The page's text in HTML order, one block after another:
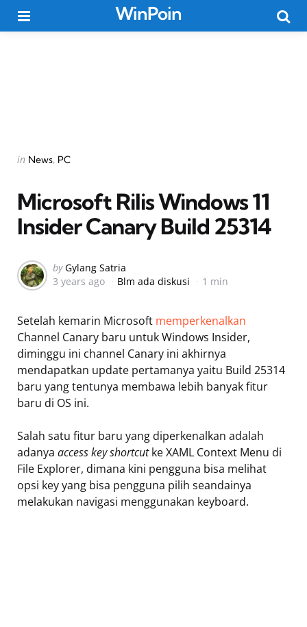
WinPoin
Categories
Posted
in News PC
Microsoft Rilis Windows 11
Insider Canary Build 25314
Posted
by
by Gylang Satria
3 years ago
Blm ada diskusi 1 min
Setelah kemarin Microsoft memperkenalkan
Channel Canary baru untuk Windows Insider,
diminggu ini channel Canary ini akhirnya
mendapatkan update pertamanya yaitu Build 25314
baru yang tentunya membawa lebih banyak fitur
baru di OS ini.
Salah satu fitur baru yang diperkenalkan adalah
adanya access keyshortcutke XAML Context Menu di
File Explorer, dimana kini pengguna bisa melihat
opsi key yang bisa pengguna pilih seandainya
melakukan navigasi menggunakan keyboard.